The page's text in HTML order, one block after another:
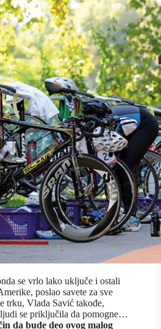
se vrlo lako uključe i ostali
poslao savete za sve
trku, Vlada Savić takođe,
se priključila da pomogne…
da bude deo ovog malog